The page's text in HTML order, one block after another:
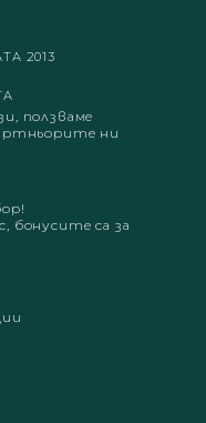
2013
ползваме
ни
бонусите са за